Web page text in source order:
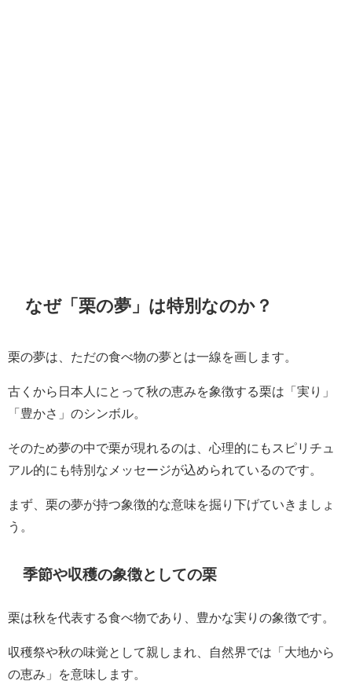
なぜ「栗の夢」は特別なのか？
栗の夢は、ただの食べ物の夢とは一線を画します。
古くから日本人にとって秋の恵みを象徴する栗は「実り」
「豊かさ」のシンボル。
そのため夢の中で栗が現れるのは、心理的にもスピリチュ
アル的にも特別なメッセージが込められているのです。
まず、栗の夢が持つ象徴的な意味を掘り下げていきましょ
う。
季節や収穫の象徴としての栗
栗は秋を代表する食べ物であり、豊かな実りの象徴です。
収穫祭や秋の味覚として親しまれ、自然界では「大地から
の恵み」を意味します。